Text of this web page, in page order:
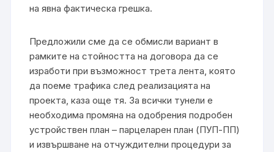
на явна фактическа грешка.
Предложили сме да се обмисли вариант в
рамките на стойността на договора да се
изработи при възможност трета лента, която
да поеме трафика след реализацията на
проекта, каза още тя. За всички тунели е
необходима промяна на одобрения подробен
устройствен план – парцеларен план (ПУП-ПП)
и извършване на отчуждителни процедури за